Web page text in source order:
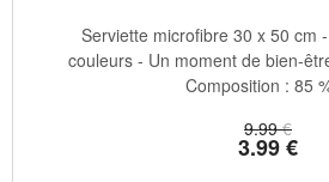
9.99 €
3.99€
Serviette microfibre 30 x 50 cm
couleurs - Un moment de bien-
Composition : 85